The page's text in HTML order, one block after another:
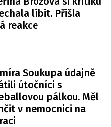
líbit. Přišla
reakce
Soukupa údajně
útočníci s
pálkou. Měl
v nemocnici na